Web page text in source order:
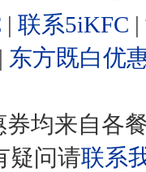
| 联系5iKFC |
| 东方既白优
均来自各
疑问请联系